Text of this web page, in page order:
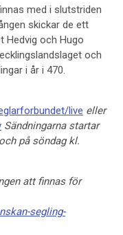
med i slutstriden
skickar de ett
Hedvig och Hugo
och
i år i 470.
live eller
Sändningarna startar
på söndag kl.
att finnas för
segling-